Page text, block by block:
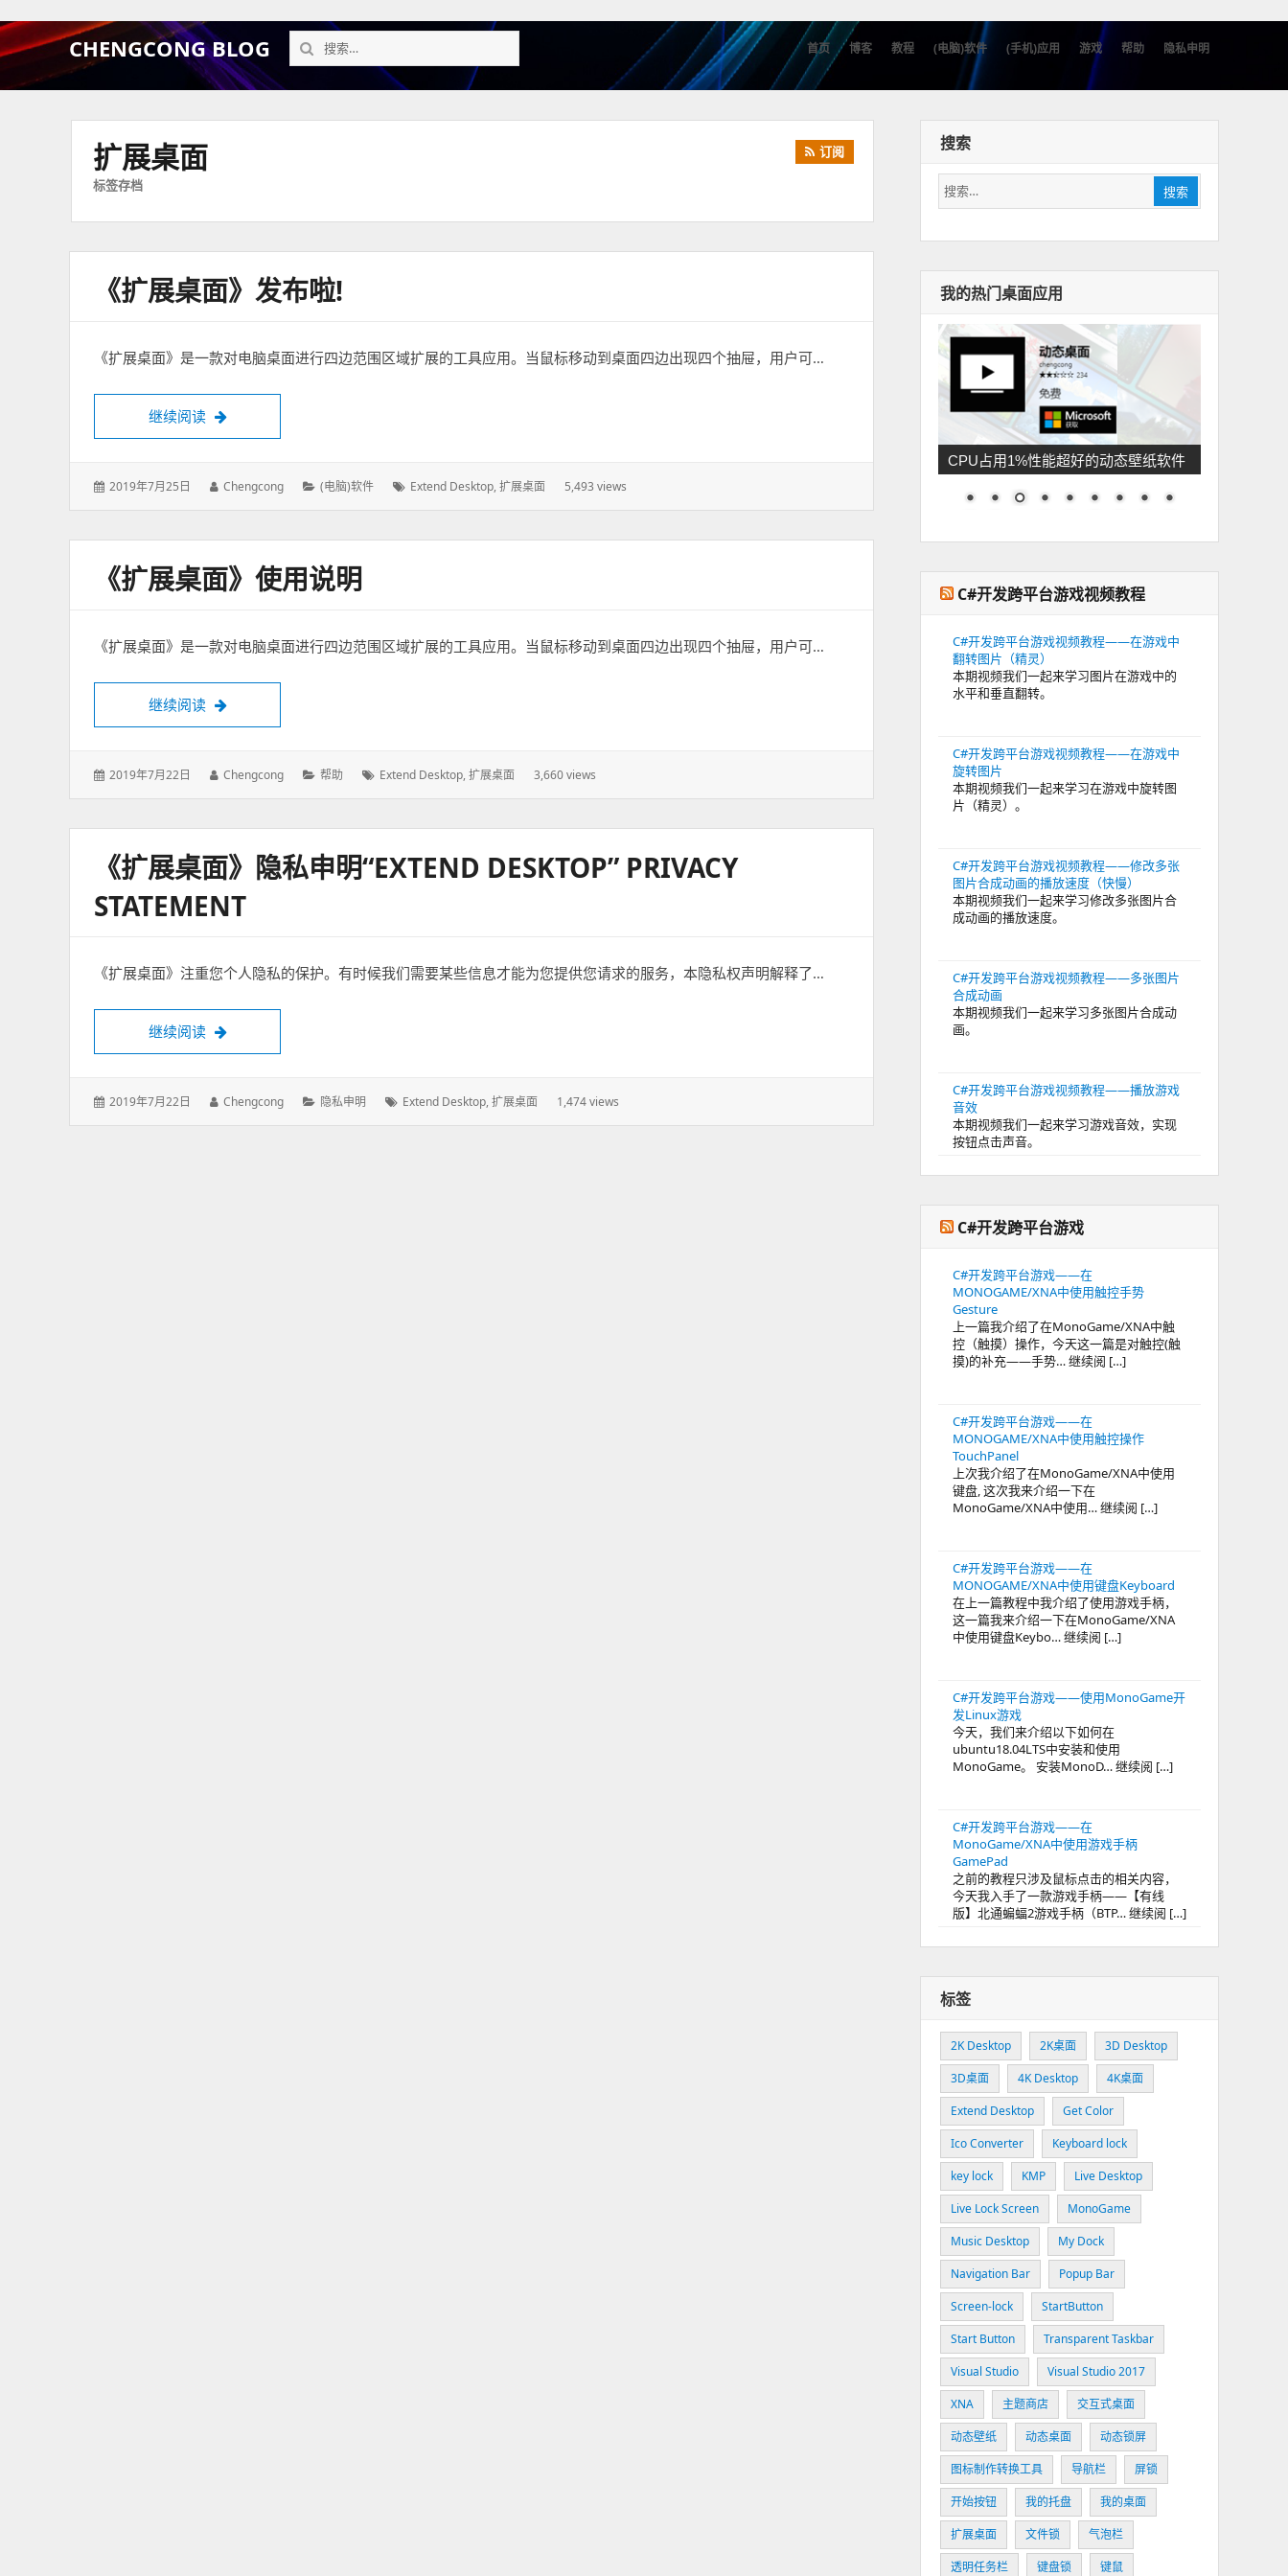
CHENGCONG BLOG
搜
索：
首页 博客 教程 (电脑)软件 (手机)应用 游戏 帮助 隐私申明
扩展桌面
标签存档
订阅
《扩展桌面》发布啦!
《扩展桌面》是一款对电脑桌面进行四边范围区域扩展的工具应用。当鼠标移动到桌面四边出现四个抽屉，用户可…
继续阅读 《扩展桌面》发布啦!
发
2019年7月25日
作
Chengcong
分
(电脑)软件
标
Extend Desktop,扩展桌面 5,493 views
《扩展桌面》使用说明
《扩展桌面》是一款对电脑桌面进行四边范围区域扩展的工具应用。当鼠标移动到桌面四边出现四个抽屉，用户可…
继续阅读 《扩展桌面》使用说明
发
2019年7月22日
作
Chengcong
分
帮助
标
Extend Desktop,扩展桌面 3,660 views
《扩展桌面》隐私申明“EXTEND DESKTOP” PRIVACY
STATEMENT
《扩展桌面》注重您个人隐私的保护。有时候我们需要某些信息才能为您提供您请求的服务，本隐私权声明解释了…
继续阅读 《扩展桌面》隐私申明“Extend Desktop” PRIVACY STATEMENT
发
2019年7月22日
作
Chengcong
分
隐私申明
标
Extend Desktop,扩展桌面 1,474 views
搜索
搜
索：
搜索
我的热门桌面应用
CPU占用1%性能超好的动态壁纸软件
C#开发跨平台游戏视频教程
C#开发跨平台游戏视频教程——在游戏中
翻转图片（精灵）
本期视频我们一起来学习图片在游戏中的
水平和垂直翻转。
C#开发跨平台游戏视频教程——在游戏中
旋转图片
本期视频我们一起来学习在游戏中旋转图
片（精灵）。
C#开发跨平台游戏视频教程——修改多张
图片合成动画的播放速度（快慢）
本期视频我们一起来学习修改多张图片合
成动画的播放速度。
C#开发跨平台游戏视频教程——多张图片
合成动画
本期视频我们一起来学习多张图片合成动
画。
C#开发跨平台游戏视频教程——播放游戏
音效
本期视频我们一起来学习游戏音效，实现
按钮点击声音。
C#开发跨平台游戏
C#开发跨平台游戏——在
MONOGAME/XNA中使用触控手势
Gesture
上一篇我介绍了在MonoGame/XNA中触
控（触摸）操作，今天这一篇是对触控(触
摸)的补充——手势… 继续阅 […]
C#开发跨平台游戏——在
MONOGAME/XNA中使用触控操作
TouchPanel
上次我介绍了在MonoGame/XNA中使用
键盘, 这次我来介绍一下在
MonoGame/XNA中使用… 继续阅 […]
C#开发跨平台游戏——在
MONOGAME/XNA中使用键盘Keyboard
在上一篇教程中我介绍了使用游戏手柄，
这一篇我来介绍一下在MonoGame/XNA
中使用键盘Keybo… 继续阅 […]
C#开发跨平台游戏——使用MonoGame开
发Linux游戏
今天，我们来介绍以下如何在
ubuntu18.04LTS中安装和使用
MonoGame。 安装MonoD… 继续阅 […]
C#开发跨平台游戏——在
MonoGame/XNA中使用游戏手柄
GamePad
之前的教程只涉及鼠标点击的相关内容，
今天我入手了一款游戏手柄——【有线
版】北通蝙蝠2游戏手柄（BTP… 继续阅 […]
标签
2K Desktop 2K桌面
3D Desktop
3D桌面
4K Desktop
4K桌面
Extend Desktop
Get Color
Ico Converter
Keyboard lock
key lock
KMP
Live Desktop
Live Lock Screen
MonoGame
Music Desktop
My Dock
Navigation Bar
Popup Bar
Screen-lock
StartButton
Start Button
Transparent Taskbar
Visual Studio
Visual Studio 2017
XNA
主题商店
交互式桌面
动态壁纸
动态桌面
动态锁屏
图标制作转换工具
导航栏
屏锁
开始按钮
我的托盘
我的桌面
扩展桌面
文件锁
气泡栏
透明任务栏
键盘锁 键鼠